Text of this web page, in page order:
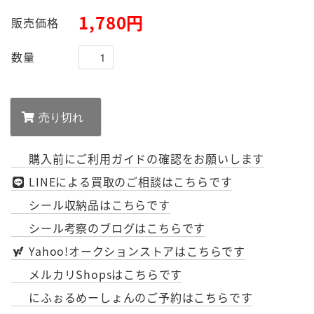
販売価格 1,780円
数量
購入前にご利用ガイドの確認をお願いします
LINEによる買取のご相談はこちらです
シール収納品はこちらです
シール考察のブログはこちらです
Yahoo!オークションストアはこちらです
メルカリShopsはこちらです
にふぉるめーしょんのご予約はこちらです